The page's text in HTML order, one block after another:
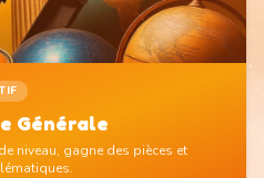
Générale
niveau, gagne des pièces et